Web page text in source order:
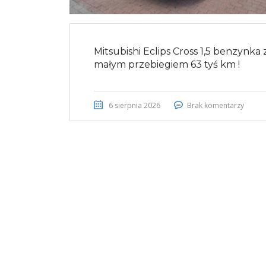
Mitsubishi Eclips Cross 1,5 benzynka
małym przebiegiem 63 tyś km !
6 sierpnia 2026 Brak komentarzy